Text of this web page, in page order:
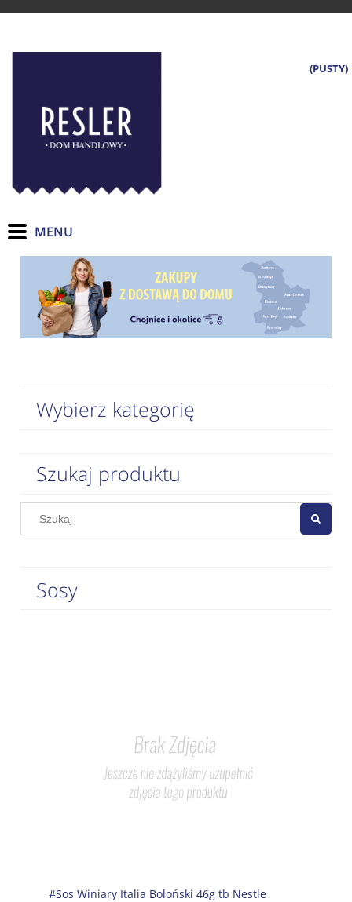
(PUSTY)
Wybierz kategorię
Szukaj produktu
Sosy
#Sos Winiary Italia Boloński 46g tb Nestle